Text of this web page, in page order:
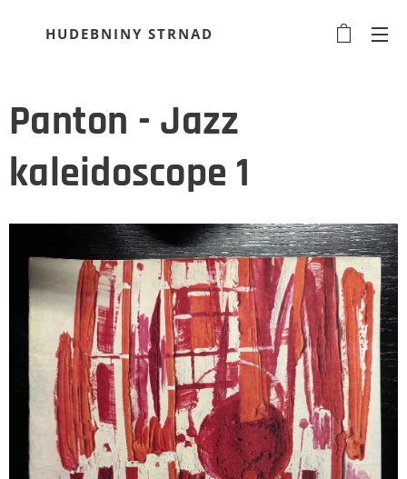
HUDEBNINY STRNAD
Panton - Jazz
kaleidoscope 1